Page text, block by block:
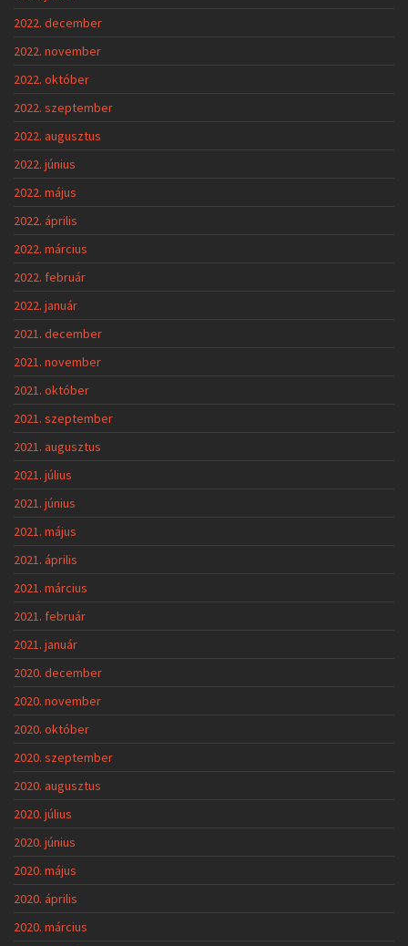
2022. december
2022. november
2022. október
2022. szeptember
2022. augusztus
2022. június
2022. május
2022. április
2022. március
2022. február
2022. január
2021. december
2021. november
2021. október
2021. szeptember
2021. augusztus
2021. július
2021. június
2021. május
2021. április
2021. március
2021. február
2021. január
2020. december
2020. november
2020. október
2020. szeptember
2020. augusztus
2020. július
2020. június
2020. május
2020. április
2020. március